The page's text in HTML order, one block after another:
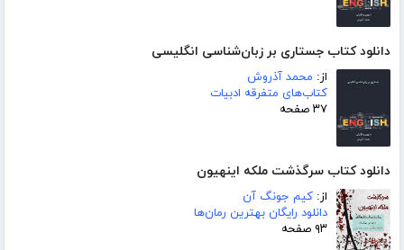
دانلود کتاب جستاری بر زبان‌شناسی انگلیسی
از: محمد آذروش
کتاب‌های متفرقه ادبیات
۳۷ صفحه
دانلود کتاب سرگذشت ملکه اینهیون
از: کیم جونگ آن
دانلود رایگان بهترین رمان‌ها
۹۳ صفحه